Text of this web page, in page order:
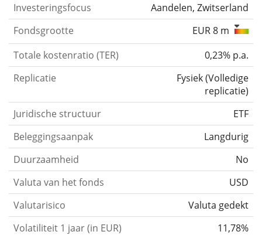
Investeringsfocus
Aandelen, Zwitserland
Fondsgrootte
EUR 8 m
Totale kostenratio (TER)
0,23% p.a.
Replicatie
Fysiek(Volledige
replicatie)
Juridische structuur
ETF
Beleggingsaanpak
Langdurig
Duurzaamheid
No
Valuta van het fonds
USD
Valutarisico
Valuta gedekt
Volatiliteit 1 jaar (in EUR)
11,78%